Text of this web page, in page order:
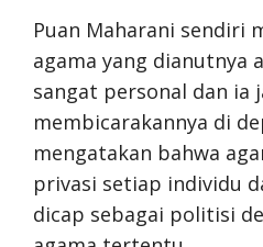
Puan Maharani sendiri
agama yang dianutnya
sangat personal dan ia
membicarakannya di
mengatakan bahwa
privasi setiap individu
dicap sebagai politisi